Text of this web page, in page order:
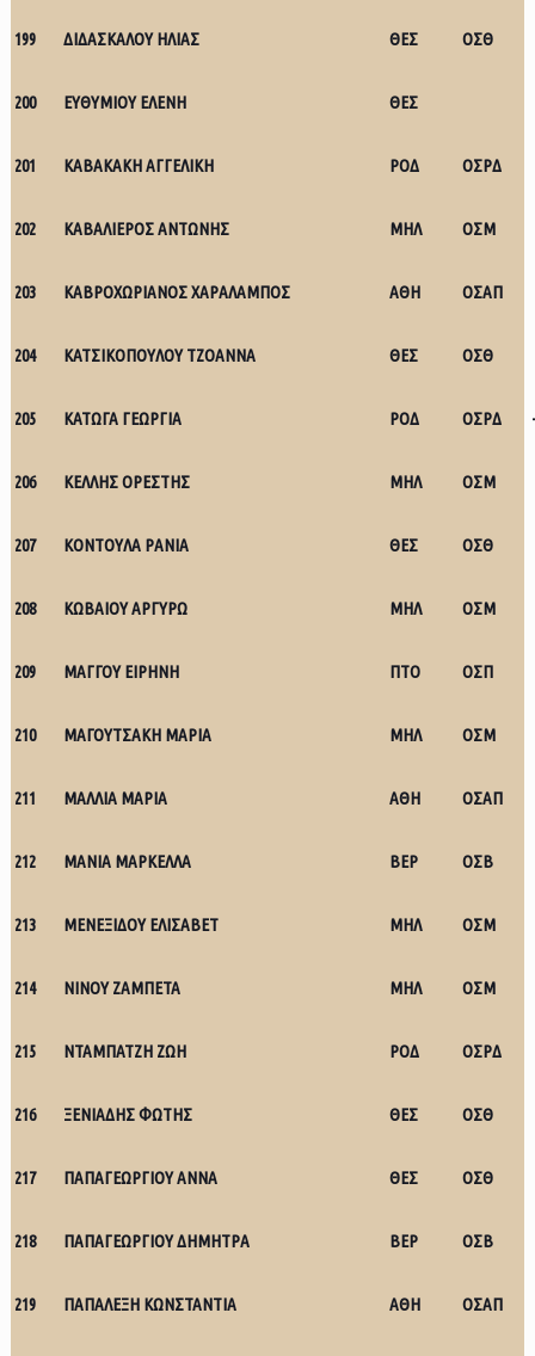
199 ΔΙΔΑΣΚΑΛΟΥ ΗΛΙΑΣ ΘΕΣ ΟΣΘ
200 ΕΥΘΥΜΙΟΥ ΕΛΕΝΗ ΘΕΣ
201 ΚΑΒΑΚΑΚΗ ΑΓΓΕΛΙΚΗ ΡΟΔ ΟΣΡΔ
202 ΚΑΒΑΛΙΕΡΟΣ ΑΝΤΩΝΗΣ ΜΗΛ ΟΣΜ
203 ΚΑΒΡΟΧΩΡΙΑΝΟΣ ΧΑΡΑΛΑΜΠΟΣ ΑΘΗ ΟΣΑΠ
204 ΚΑΤΣΙΚΟΠΟΥΛΟΥ ΤΖΟΑΝΝΑ ΘΕΣ ΟΣΘ
205 ΚΑΤΩΓΑ ΓΕΩΡΓΙΑ ΡΟΔ ΟΣΡΔ
206 ΚΕΛΛΗΣ ΟΡΕΣΤΗΣ ΜΗΛ ΟΣΜ
207 ΚΟΝΤΟΥΛΑ ΡΑΝΙΑ ΘΕΣ ΟΣΘ
208 ΚΩΒΑΙΟΥ ΑΡΓΥΡΩ ΜΗΛ ΟΣΜ
209 ΜΑΓΓΟΥ ΕΙΡΗΝΗ ΠΤΟ ΟΣΠ
210 ΜΑΓΟΥΤΣΑΚΗ ΜΑΡΙΑ ΜΗΛ ΟΣΜ
211 ΜΑΛΛΙΑ ΜΑΡΙΑ ΑΘΗ ΟΣΑΠ
212 ΜΑΝΙΑ ΜΑΡΚΕΛΛΑ ΒΕΡ ΟΣΒ
213 ΜΕΝΕΞΙΔΟΥ ΕΛΙΣΑΒΕΤ ΜΗΛ ΟΣΜ
214 ΝΙΝΟΥ ΖΑΜΠΕΤΑ ΜΗΛ ΟΣΜ
215 ΝΤΑΜΠΑΤΖΗ ΖΩΗ ΡΟΔ ΟΣΡΔ
216 ΞΕΝΙΑΔΗΣ ΦΩΤΗΣ ΘΕΣ ΟΣΘ
217 ΠΑΠΑΓΕΩΡΓΙΟΥ ΑΝΝΑ ΘΕΣ ΟΣΘ
218 ΠΑΠΑΓΕΩΡΓΙΟΥ ΔΗΜΗΤΡΑ ΒΕΡ ΟΣΒ
219 ΠΑΠΑΛΕΞΗ ΚΩΝΣΤΑΝΤΙΑ ΑΘΗ ΟΣΑΠ